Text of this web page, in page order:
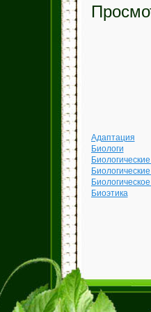
Адаптация
Биологи
Биоэтика